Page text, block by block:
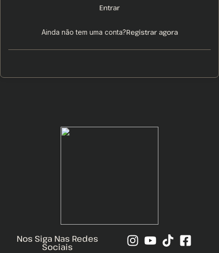
Entrar
Ainda não tem uma conta?Registrar agora
Nos Siga Nas Redes
Sociais